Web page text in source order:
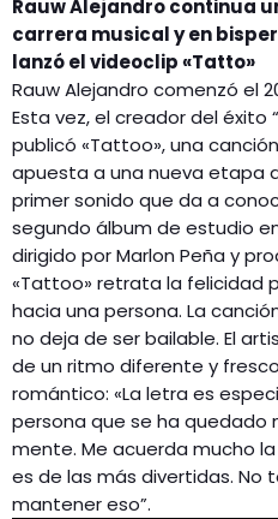
Rauw Alejandro continua
carrera musical y en
lanzó el videoclip «Tatto»
Rauw Alejandro comenzó el
Esta vez, el creador del éxito
publicó «Tattoo», una
apuesta a una nueva etapa
primer sonido que da a
segundo álbum de estudio
dirigido por Marlon Peña y
«Tattoo» retrata la felicidad
hacia una persona. La
no deja de ser bailable. El
de un ritmo diferente y
romántico: «La letra es
persona que se ha quedado
mente. Me acuerda mucho
es de las más divertidas. No
mantener eso”.